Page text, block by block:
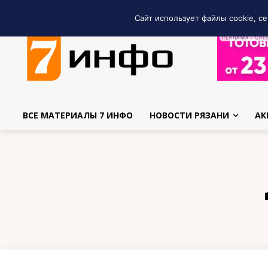
РЕКЛАМА •
ВСЕ МАТЕРИАЛЫ 7 ИНФО НОВОСТИ РЯЗАНИ
Сайт использует файлы cookie,